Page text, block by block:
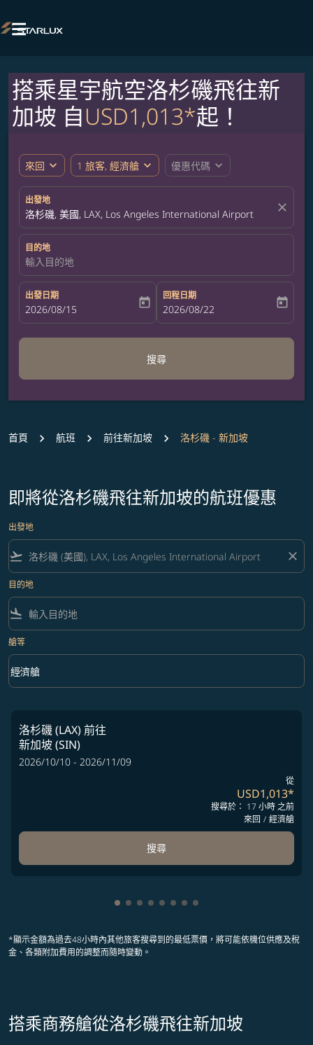

搭乘星宇航空洛杉磯飛往新
加坡 自USD1,013*起！
來回 expand_more 1 旅客, 經濟艙 expand_more 優惠代碼 expand_more
出發地
洛杉磯, 美國, LAX, Los Angeles International Airport close
目的地
輸入目的地
出發日期
fc-booking-departure-date-aria-label
2026/08/15 today
回程日期
fc-booking-return-date-aria-label
2026/08/22 today
搜尋
首頁 航班 前往新加坡 洛杉磯 - 新加坡
即將從洛杉磯飛往新加坡的航班優惠
出發地
flight_takeoff close
目的地
flight_land
艙等
艙等 option 經濟艙 Selected
經濟艙
keyboard_arrow_down
洛杉磯 (LAX)前往
新加坡 (SIN)
2026/10/10 - 2026/11/09
從
USD1,013*
搜尋於： 17 小時 之前
來回 / 經濟艙
搜尋
顯示 cmp-pagination-showing-card 1
顯示 cmp-pagination-showing-
顯示 cmp-pagination-showing-
顯示 cmp-pagination-
顯示 cmp-pagination-
顯示 cmp-pagination-
顯示 cmp-pagination-
顯示 cmp-pagination-
*顯示金額為過去48小時內其他旅客搜尋到的最低票價，將可能依機位供應及稅
金、各類附加費用的調整而隨時變動。
搭乘商務艙從洛杉磯飛往新加坡